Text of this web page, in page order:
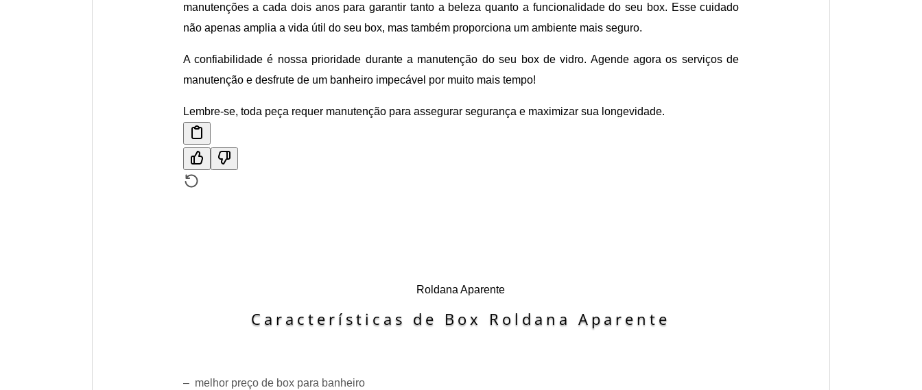
manutenções a cada dois anos para garantir tanto a beleza quanto a funcionalidade do seu box. Esse cuidado
não apenas amplia a vida útil do seu box, mas também proporciona um ambiente mais seguro.
A confiabilidade é nossa prioridade durante a manutenção do seu box de vidro. Agende agora os serviços de
manutenção e desfrute de um banheiro impecável por muito mais tempo!
Lembre-se, toda peça requer manutenção para assegurar segurança e maximizar sua longevidade.
Roldana Aparente
Características de Box Roldana Aparente
– melhor preço de box para banheiro